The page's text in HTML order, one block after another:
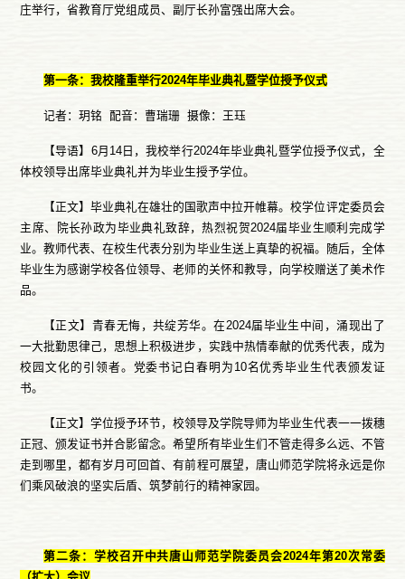
庄举行，省教育厅党组成员、副厅长孙富强出席大会。
第一条：我校隆重举行2024年毕业典礼暨学位授予仪式
记者：玥铭 配音：曹瑞珊 摄像：王珏
【导语】6月14日，我校举行2024年毕业典礼暨学位授予仪式，全
体校领导出席毕业典礼并为毕业生授予学位。
【正文】毕业典礼在雄壮的国歌声中拉开帷幕。校学位评定委员会
主席、院长孙政为毕业典礼致辞，热烈祝贺2024届毕业生顺利完成学
业。教师代表、在校生代表分别为毕业生送上真挚的祝福。随后，全体
毕业生为感谢学校各位领导、老师的关怀和教导，向学校赠送了美术作
品。
【正文】青春无悔，共绽芳华。在2024届毕业生中间，涌现出了
一大批勤思律己，思想上积极进步，实践中热情奉献的优秀代表，成为
校园文化的引领者。党委书记白春明为10名优秀毕业生代表颁发证
书。
【正文】学位授予环节，校领导及学院导师为毕业生代表一一拨穗
正冠、颁发证书并合影留念。希望所有毕业生们不管走得多么远、不管
走到哪里，都有岁月可回首、有前程可展望，唐山师范学院将永远是你
们乘风破浪的坚实后盾、筑梦前行的精神家园。
第二条：学校召开中共唐山师范学院委员会2024年第20次常委